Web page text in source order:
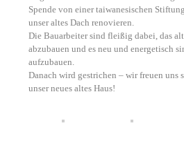
Spende von einer taiwanesischen
unser altes Dach renovieren.
Die Bauarbeiter sind fleißig dabei, das
abzubauen und es neu und energetisch
aufzubauen.
Danach wird gestrichen – wir freuen uns
unser neues altes Haus!